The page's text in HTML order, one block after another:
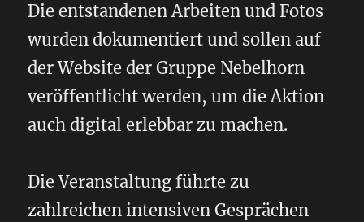
Die entstandenen Arbeiten und Fotos
wurden dokumentiert und sollen auf
der Website der Gruppe Nebelhorn
veröffentlicht werden, um die Aktion
auch digital erlebbar zu machen.
Die Veranstaltung führte zu
zahlreichen intensiven Gesprächen